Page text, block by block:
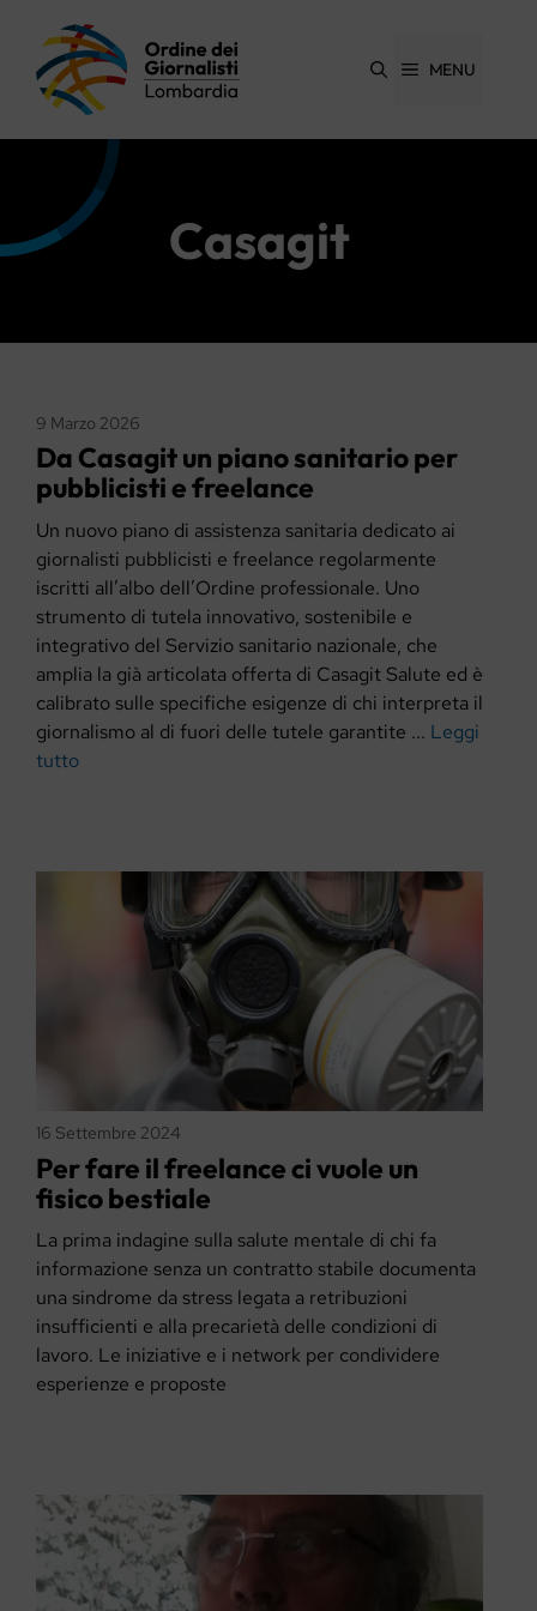
contenuto
MENU
Casagit
9 Marzo 2026
Da Casagit un piano sanitario per
pubblicisti e freelance
Un nuovo piano di assistenza sanitaria dedicato ai
giornalisti pubblicisti e freelance regolarmente
iscritti all’albo dell’Ordine professionale. Uno
strumento di tutela innovativo, sostenibile e
integrativo del Servizio sanitario nazionale, che
amplia la già articolata offerta di Casagit Salute ed è
calibrato sulle specifiche esigenze di chi interpreta il
giornalismo al di fuori delle tutele garantite ... Leggi
tutto
16 Settembre 2024
Per fare il freelance ci vuole un
fisico bestiale
La prima indagine sulla salute mentale di chi fa
informazione senza un contratto stabile documenta
una sindrome da stress legata a retribuzioni
insufficienti e alla precarietà delle condizioni di
lavoro. Le iniziative e i network per condividere
esperienze e proposte